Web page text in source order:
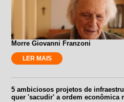
Morre Giovanni Franzoni
LER MAIS
5 ambiciosos projetos de
quer 'sacudir' a ordem econômica